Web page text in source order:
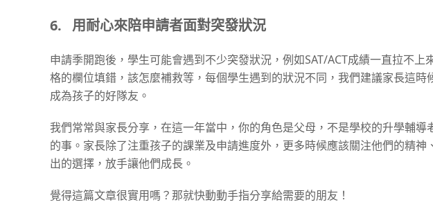
6. 用耐心來陪申請者面對突發狀況
申請季開跑後，學生可能會遇到不少突發狀況，例如SAT/ACT成績一直拉不
格的欄位填錯，該怎麼補救等，每個學生遇到的狀況不同，我們建議家長這
成為孩子的好隊友。
我們常常與家長分享，在這一年當中，你的角色是父母，不是學校的升學輔
的事。家長除了注重孩子的課業及申請進度外，更多時候應該關注他們的精
出的選擇，放手讓他們成長。
覺得這篇文章很實用嗎？那就快動動手指分享給需要的朋友！